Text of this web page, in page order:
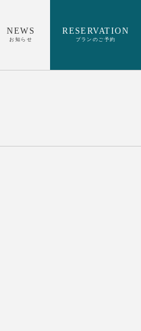
NEWS
お知らせ
RESERVATION
プランのご予約